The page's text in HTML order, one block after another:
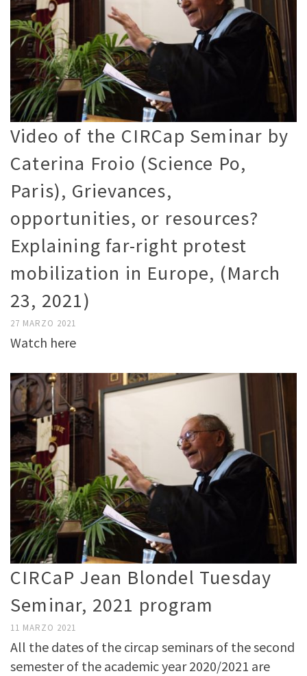
Video of the CIRCap Seminar by
Caterina Froio (Science Po,
Paris), Grievances,
opportunities, or resources?
Explaining far-right protest
mobilization in Europe, (March
23, 2021)
27 MARZO 2021
Watch here
CIRCaP Jean Blondel Tuesday
Seminar, 2021 program
11 MARZO 2021
All the dates of the circap seminars of the second
semester of the academic year 2020/2021 are